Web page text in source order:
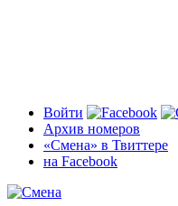
Войти
Архив номеров
«Смена» в Твиттере
на Facebook